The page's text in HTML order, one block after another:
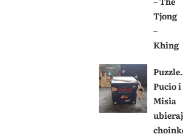
Tjong
–
Khing
Puzzle.
Pucio i
Misia